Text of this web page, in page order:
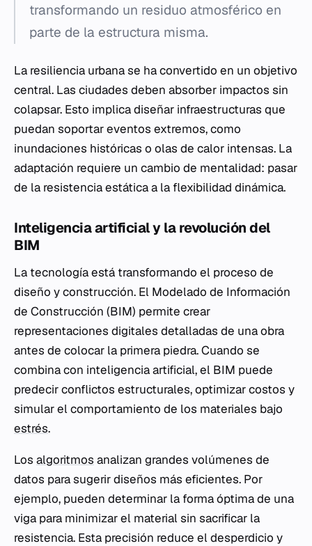
transformando un residuo atmosférico en
parte de la estructura misma.
La resiliencia urbana se ha convertido en un objetivo
central. Las ciudades deben absorber impactos sin
colapsar. Esto implica diseñar infraestructuras que
puedan soportar eventos extremos, como
inundaciones históricas o olas de calor intensas. La
adaptación requiere un cambio de mentalidad: pasar
de la resistencia estática a la flexibilidad dinámica.
Inteligencia artificial y la revolución del
BIM
La tecnología está transformando el proceso de
diseño y construcción. El Modelado de Información
de Construcción (BIM) permite crear
representaciones digitales detalladas de una obra
antes de colocar la primera piedra. Cuando se
combina con inteligencia artificial, el BIM puede
predecir conflictos estructurales, optimizar costos y
simular el comportamiento de los materiales bajo
estrés.
Los algoritmos analizan grandes volúmenes de
datos para sugerir diseños más eficientes. Por
ejemplo, pueden determinar la forma óptima de una
viga para minimizar el material sin sacrificar la
resistencia. Esta precisión reduce el desperdicio y